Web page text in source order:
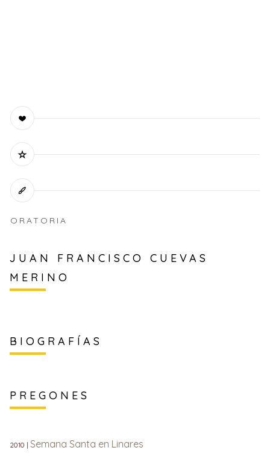
ORATORIA
JUAN FRANCISCO CUEVAS
MERINO
BIOGRAFÍAS
PREGONES
2010 | Semana Santa en Linares